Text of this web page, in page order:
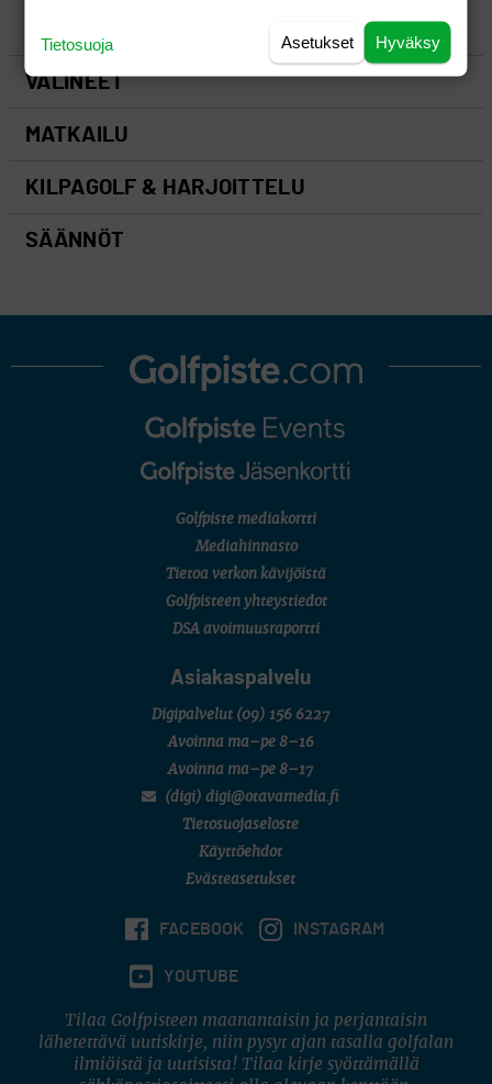
Hyväksy
Asetukset
Tietosuoja
VÄLINEET
MATKAILU
KILPAGOLF & HARJOITTELU
SÄÄNNÖT
Golfpiste mediakortti
Mediahinnasto
Tietoa verkon kävijöistä
Golfpisteen yhteystiedot
DSA avoimuusraportti
Asiakaspalvelu
Digipalvelut (09) 156 6227
Avoinna ma–pe 8–16
Avoinna ma–pe 8–17
(digi) digi@otavamedia.fi
Tietosuojaseloste
Käyttöehdot
Evästeasetukset
FACEBOOK INSTAGRAM
YOUTUBE
Tilaa Golfpisteen maanantaisin ja perjantaisin
lähetettävä uutiskirje, niin pysyt ajan tasalla golfalan
ilmiöistä ja uutisista! Tilaa kirje syöttämällä